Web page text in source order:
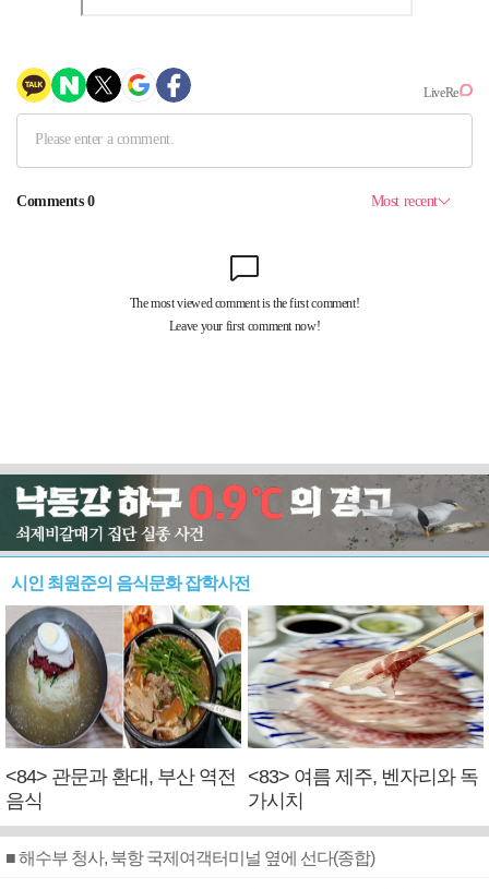
시인 최원준의 음식문화 잡학사전
<84> 관문과 환대, 부산 역전
음식
<83> 여름 제주, 벤자리와 독
가시치
■ 해수부 청사, 북항 국제여객터미널 옆에 선다(종합)